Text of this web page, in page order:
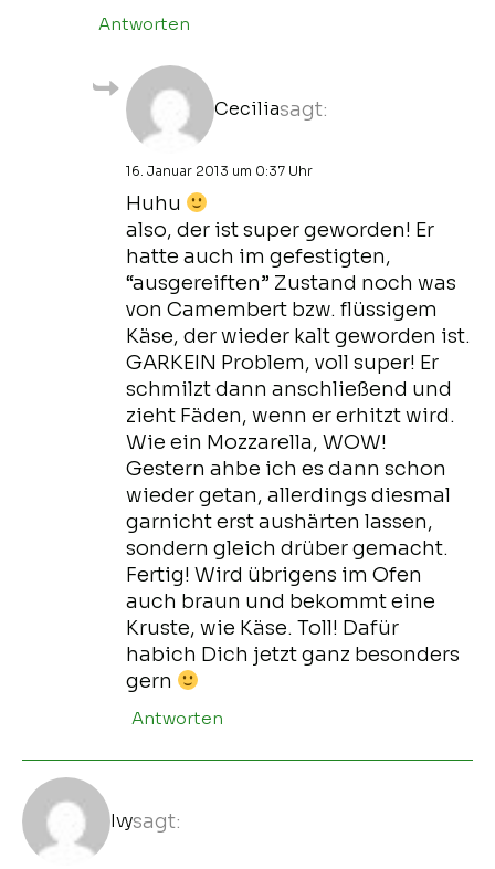
Antworten
Ceciliasagt:
16. Januar 2013 um 0:37 Uhr
Huhu
also, der ist super geworden! Er
hatte auch im gefestigten,
“ausgereiften” Zustand noch was
von Camembert bzw. flüssigem
Käse, der wieder kalt geworden ist.
GARKEIN Problem, voll super! Er
schmilzt dann anschließend und
zieht Fäden, wenn er erhitzt wird.
Wie ein Mozzarella, WOW!
Gestern ahbe ich es dann schon
wieder getan, allerdings diesmal
garnicht erst aushärten lassen,
sondern gleich drüber gemacht.
Fertig! Wird übrigens im Ofen
auch braun und bekommt eine
Kruste, wie Käse. Toll! Dafür
habich Dich jetzt ganz besonders
gern
Antworten
Ivysagt: